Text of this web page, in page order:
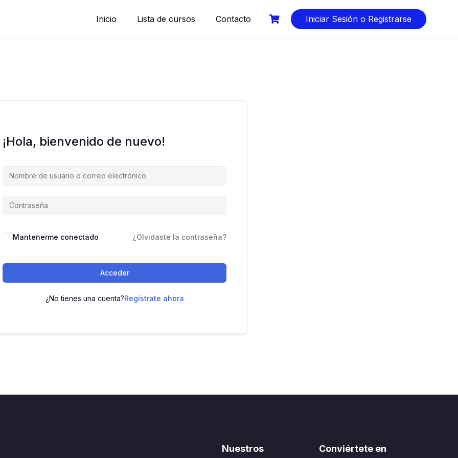
Inicio Lista de cursos Contacto Iniciar Sesión o Registrarse
¡Hola, bienvenido de nuevo!
Mantenerme conectado ¿Olvidaste la contraseña?
Acceder
¿No tienes una cuenta?Regístrate ahora
Nuestros Conviértete en